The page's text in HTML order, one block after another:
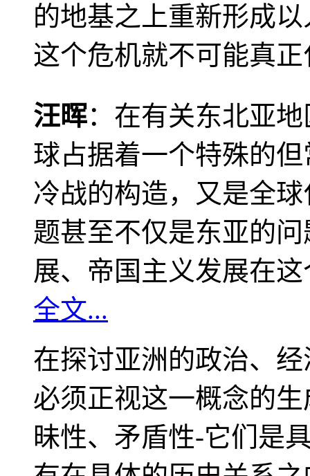
的地基之上重新形成
这个危机就不可能真
汪晖：在有关东北亚
球占据着一个特殊的
冷战的构造，又是全
题甚至不仅是东亚的
展、帝国主义发展在
全文...
在探讨亚洲的政治、
必须正视这一概念的
昧性、矛盾性-它们是